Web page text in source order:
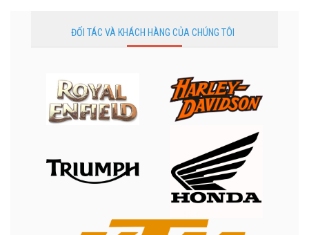
ĐỐI TÁC VÀ KHÁCH HÀNG CỦA CHÚNG TÔI